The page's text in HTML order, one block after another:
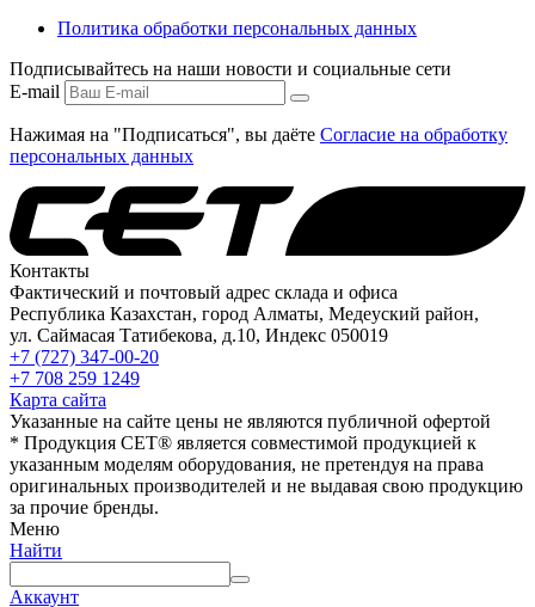
Политика обработки персональных данных
Подписывайтесь на наши новости и социальные сети
E-mail
Нажимая на "Подписаться", вы даёте Согласие на обработку
персональных данных
Контакты
Фактический и почтовый адрес склада и офиса
Республика Казахстан, город Алматы, Медеуский район,
ул. Саймасая Татибекова, д.10, Индекс 050019
+7 (727) 347-00-20
+7 708 259 1249
Карта сайта
Указанные на сайте цены не являются публичной офертой
* Продукция СЕТ® является совместимой продукцией к
указанным моделям оборудования, не претендуя на права
оригинальных производителей и не выдавая свою продукцию
за прочие бренды.
Меню
Найти
Аккаунт